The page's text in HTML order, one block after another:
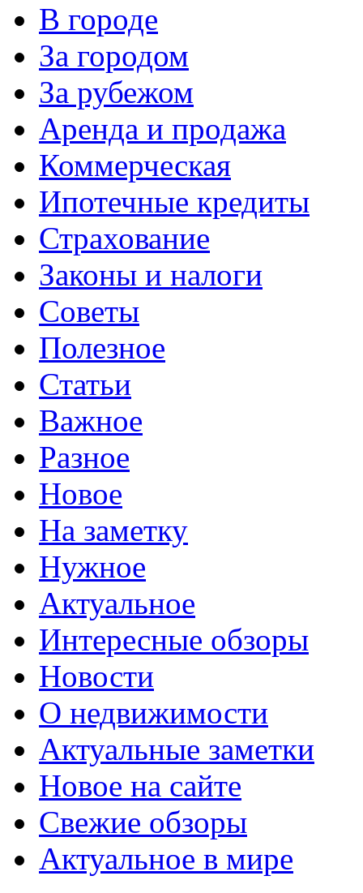
В городе
За городом
За рубежом
Аренда и продажа
Коммерческая
Ипотечные кредиты
Страхование
Законы и налоги
Советы
Полезное
Статьи
Важное
Разное
Новое
На заметку
Нужное
Актуальное
Интересные обзоры
Новости
О недвижимости
Актуальные заметки
Новое на сайте
Свежие обзоры
Актуальное в мире